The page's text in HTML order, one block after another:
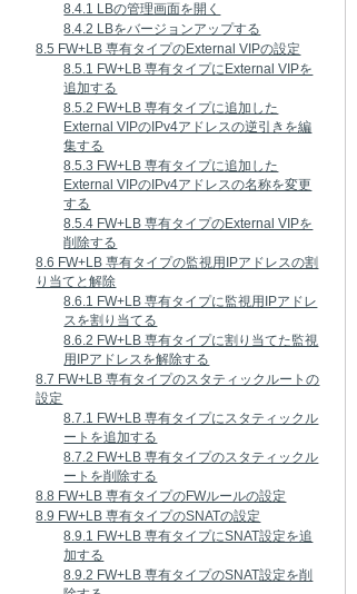
8.4.1 LBの管理画面を開く
8.4.2 LBをバージョンアップする
8.5 FW+LB 専有タイプのExternal VIPの設定
8.5.1 FW+LB 専有タイプにExternal VIPを
追加する
8.5.2 FW+LB 専有タイプに追加した
External VIPのIPv4アドレスの逆引きを編
集する
8.5.3 FW+LB 専有タイプに追加した
External VIPのIPv4アドレスの名称を変更
する
8.5.4 FW+LB 専有タイプのExternal VIPを
削除する
8.6 FW+LB 専有タイプの監視用IPアドレスの割
り当てと解除
8.6.1 FW+LB 専有タイプに監視用IPアドレ
スを割り当てる
8.6.2 FW+LB 専有タイプに割り当てた監視
用IPアドレスを解除する
8.7 FW+LB 専有タイプのスタティックルートの
設定
8.7.1 FW+LB 専有タイプにスタティックル
ートを追加する
8.7.2 FW+LB 専有タイプのスタティックル
ートを削除する
8.8 FW+LB 専有タイプのFWルールの設定
8.9 FW+LB 専有タイプのSNATの設定
8.9.1 FW+LB 専有タイプにSNAT設定を追
加する
8.9.2 FW+LB 専有タイプのSNAT設定を削